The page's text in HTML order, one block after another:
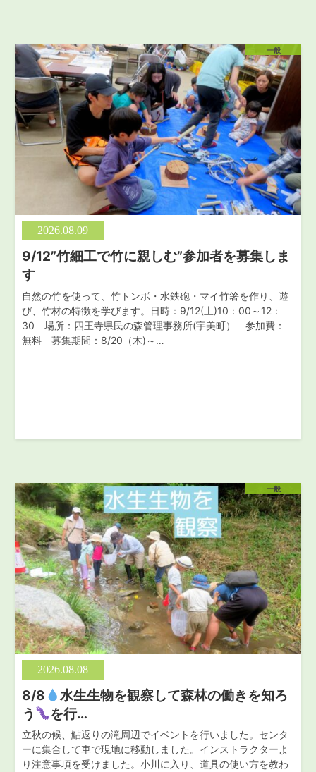
一般
2026.08.09
9/12”竹細工で竹に親しむ”参加者を募集しま
す
自然の竹を使って、竹トンボ・水鉄砲・マイ竹箸を作り、遊
び、竹材の特徴を学びます。日時：9/12(土)10：00～12：
30 場所：四王寺県民の森管理事務所(宇美町） 参加費：
無料 募集期間：8/20（木)～…
一般
2026.08.08
8/8
水生生物を観察して森林の働きを知ろ
う
を行…
立秋の候、鮎返りの滝周辺でイベントを行いました。センタ
ーに集合して車で現地に移動しました。インストラクターよ
り注意事項を受けました。小川に入り、道具の使い方を教わ